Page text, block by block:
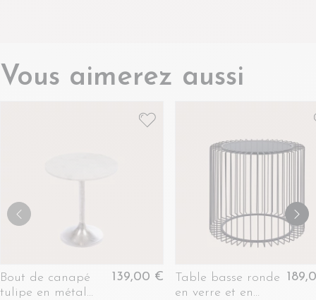
Vous aimerez aussi
Bout de canapé
tulipe en métal
139,00 €
Table basse ronde
en verre et en